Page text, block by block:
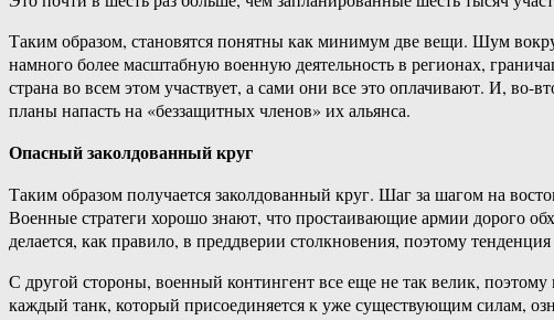
Таким образом, становятся понятны как минимум две вещи. Шум
намного более масштабную военную деятельность в регионах,
страна во всем этом участвует, а сами они все это оплачивают. И,
планы напасть на «беззащитных членов» их альянса.
Опасный заколдованный круг
Таким образом получается заколдованный круг. Шаг за шагом на
Военные стратеги хорошо знают, что простаивающие армии дорого
делается, как правило, в преддверии столкновения, поэтому
С другой стороны, военный контингент все еще не так велик,
каждый танк, который присоединяется к уже существующим силам,